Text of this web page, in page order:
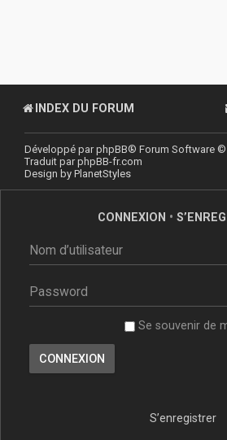
INDEX DU FORUM
Développé parphpBB® Forum Software ©
Traduit parphpBB-fr.com
Design by PlanetStyles
CONNEXION •
Se souvenir de
S’enregistrer